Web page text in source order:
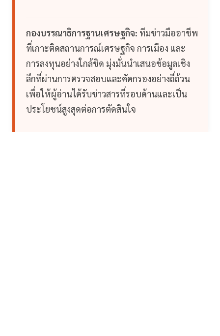
กองบรรณาธิการฐานเศรษฐกิจ: ทีมข่าวมืออาชีพ
ที่เกาะติดสถานการณ์เศรษฐกิจ การเมือง และ
การลงทุนอย่างใกล้ชิด มุ่งมั่นนำเสนอข้อมูลเชิง
ลึกที่ผ่านการตรวจสอบและคัดกรองอย่างถี่ถ้วน
เพื่อให้ผู้อ่านได้รับข่าวสารที่รอบด้านและเป็น
ประโยชน์สูงสุดต่อการตัดสินใจ